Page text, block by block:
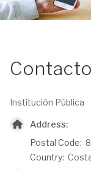
Contacto
Institución Pública
Address:
Postal Code:
Country: